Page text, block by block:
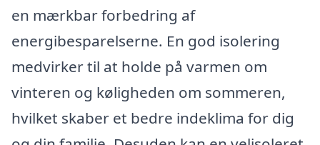
en mærkbar forbedring af
energibesparelserne. En god isolering
medvirker til at holde på varmen om
vinteren og køligheden om sommeren,
hvilket skaber et bedre indeklima for dig